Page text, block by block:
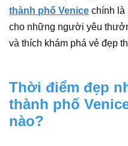
thành phố Venice chính là
cho những người yêu
và thích khám phá vẻ đẹp
Thời điểm đẹp
thành phố
nào?